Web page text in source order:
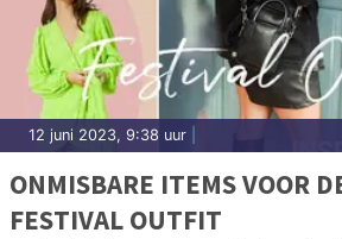
12 juni 2023, 9:38 uur
ONMISBARE ITEMS VOOR
FESTIVAL OUTFIT